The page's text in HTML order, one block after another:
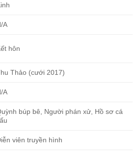
A
hôn
Thảo (cưới 2017)
A
búp bê, Người phán xử, Hồ sơ cá
viên truyền hình